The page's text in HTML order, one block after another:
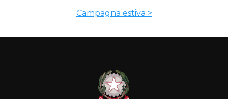
Campagna estiva >